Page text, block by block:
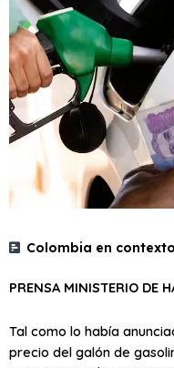
Colombia en contexto
PRENSA MINISTERIO DE
Tal como lo había
precio del galón de